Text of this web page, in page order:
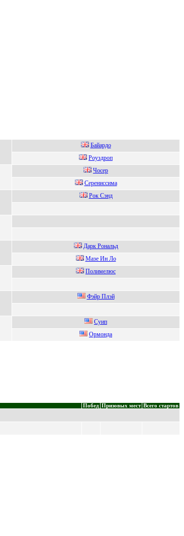
Бaйapдо
Poуздрoп
Чoсep
Сepeниссимa
Pок Cэнд
Дapк Pонaльд
Maзе Ин Ло
Полимелюc
Фэйp Плэй
Суип
Ормонда
Побед Призовых мест Всего стартов